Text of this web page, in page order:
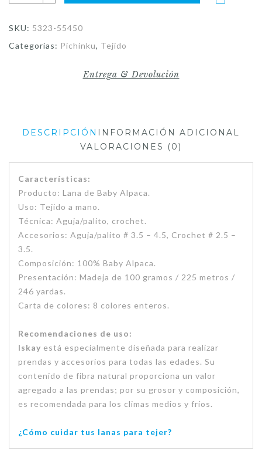
SKU: 5323-55450
Categorías: Pichinku, Tejido
Entrega & Devolución
DESCRIPCIÓN INFORMACIÓN ADICIONAL
VALORACIONES (0)
Características:
Producto: Lana de Baby Alpaca.
Uso: Tejido a mano.
Técnica: Aguja/palito, crochet.
Accesorios: Aguja/palito # 3.5 – 4.5, Crochet # 2.5 –
3.5.
Composición: 100% Baby Alpaca.
Presentación: Madeja de 100 gramos / 225 metros /
246 yardas.
Carta de colores: 8 colores enteros.
Recomendaciones de uso:
Iskay está especialmente diseñada para realizar
prendas y accesorios para todas las edades. Su
contenido de fibra natural proporciona un valor
agregado a las prendas; por su grosor y composición,
es recomendada para los climas medios y fríos.
¿Cómo cuidar tus lanas para tejer?